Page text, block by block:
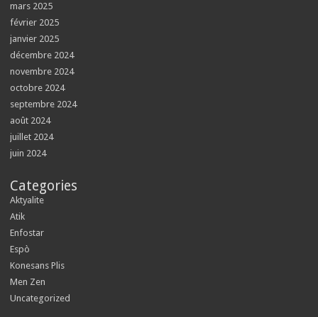
mars 2025
février 2025
janvier 2025
décembre 2024
novembre 2024
octobre 2024
septembre 2024
août 2024
juillet 2024
juin 2024
Categories
Aktyalite
Atik
Enfostar
Espò
Konesans Plis
Men Zen
Uncategorized